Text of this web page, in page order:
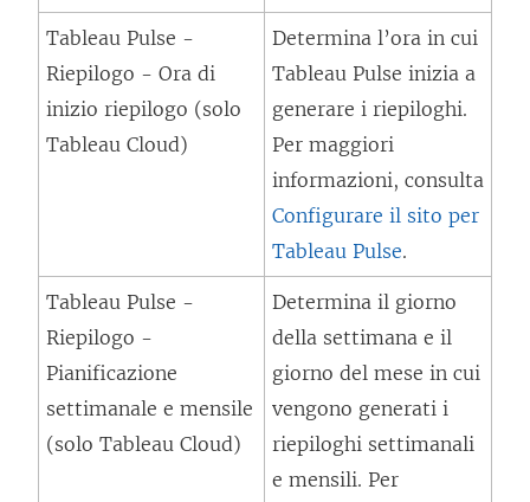
i
n
e
s
t
a
Tableau Pulse -
Riepilogo - Ora di
inizio riepilogo (solo
Tableau Cloud)
Determina l’ora in cui
Tableau Pulse inizia a
generare i riepiloghi.
Per maggiori
informazioni, consulta
Configurare il sito per
Tableau Pulse.
Tableau Pulse -
Riepilogo -
Pianificazione
settimanale e mensile
(solo Tableau Cloud)
Determina il giorno
della settimana e il
giorno del mese in cui
vengono generati i
riepiloghi settimanali
e mensili. Per